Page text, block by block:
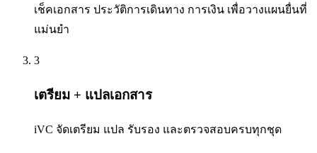
เช็คเอกสาร ประวัติการเดินทาง การเงิน เพื่อวางแผนยื่นที่
แม่นยำ
3
เตรียม + แปลเอกสาร
iVC จัดเตรียม แปล รับรอง และตรวจสอบครบทุกชุด